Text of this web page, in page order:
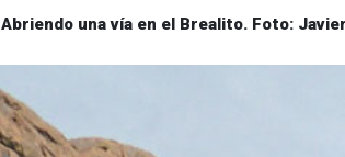
Abriendo una vía en el Brealito. Foto: